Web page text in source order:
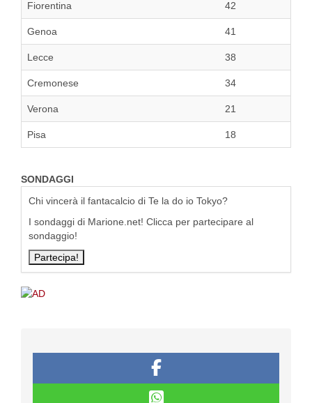
Fiorentina 42
Genoa 41
Lecce 38
Cremonese 34
Verona 21
Pisa 18
SONDAGGI
Chi vincerà il fantacalcio di Te la do io Tokyo?
I sondaggi di Marione.net! Clicca per partecipare al
sondaggio!